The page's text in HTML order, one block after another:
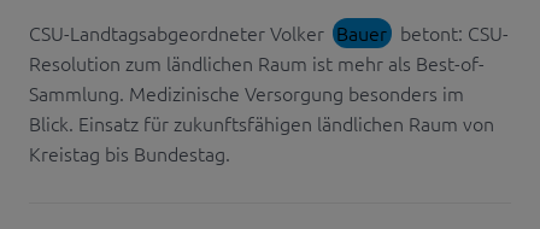
CSU-Landtagsabgeordneter Volker Bauer betont: CSU-
Resolution zum ländlichen Raum ist mehr als Best-of-
Sammlung. Medizinische Versorgung besonders im
Blick. Einsatz für zukunftsfähigen ländlichen Raum von
Kreistag bis Bundestag.